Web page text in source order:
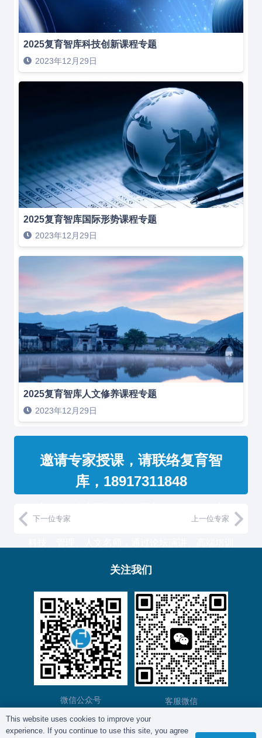
2025复育智库科技创新课程专题
2023年12月29日
2025复育智库国际形势课程专题
2023年12月29日
2025复育智库人文修养课程专题
2023年12月29日
邀请专家授课，请联络复育智
库，18917311848
教授和500强企业高管，汇聚国内外一流的经济、
升维！
复育智库总部位于上海，服务于金融、通信、能
源、制造、医药等产业的大型客户。
下一位专家 上一位专家
关注我们
微信公众号 客服微信
This website uses cookies to improve your
experience. If you continue to use this site, you agree